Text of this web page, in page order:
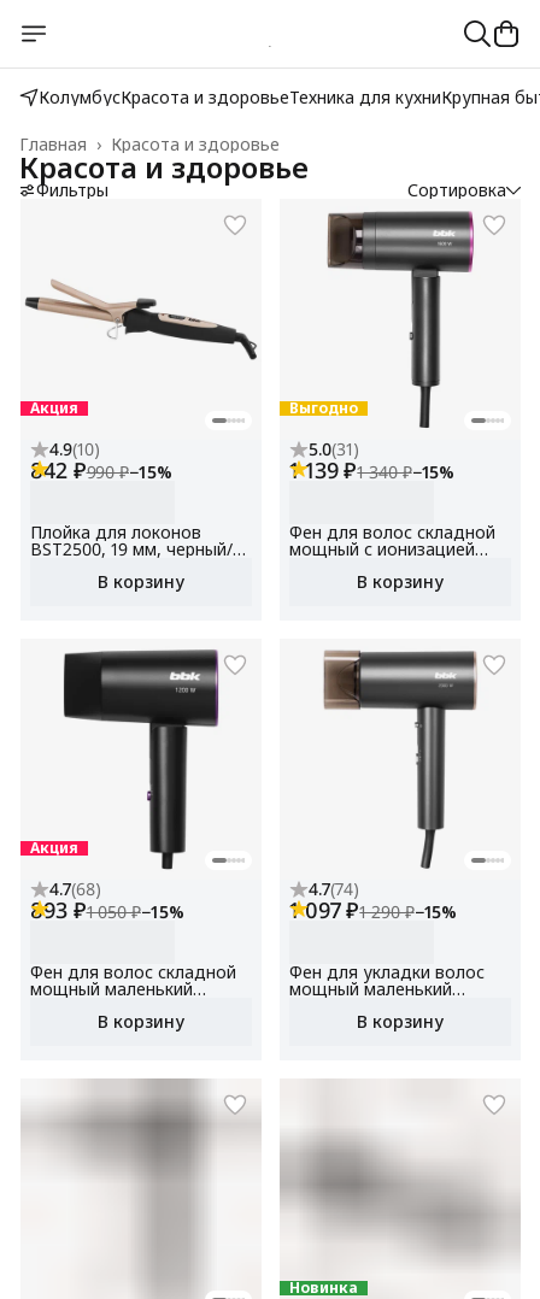
КолумбусКрасота и здоровьеТехника для кухниКрупная
Красота и здоровье
Главная ›
Красота и здоровье
Фильтры Сортировка
Акция
4.9(10)
842 ₽990 ₽−15%
Плойка для локонов
BST2500, 19 мм, черный/
шампань, керамическое
покрытиеВ корзину
Выгодно
5.0(31)
1 139 ₽1 340 ₽−15%
Фен для волос складной
мощный с ионизацией
BHD1601 графит,
мощность 1600 Вт, 3
температурных режима, 2
В корзину
Акция
4.7(68)
893 ₽1 050 ₽−15%
Фен для волос складной
мощный маленький
BHD1202черный,
мощность 1200 Вт, 3
температурных режима, 2
В корзину
4.7(74)
1 097 ₽1 290 ₽−15%
Фен для укладки волос
мощный маленький
BHD3002 графит,
мощность 2000 Вт, 3
температурных режима, 2
В корзину
Новинка